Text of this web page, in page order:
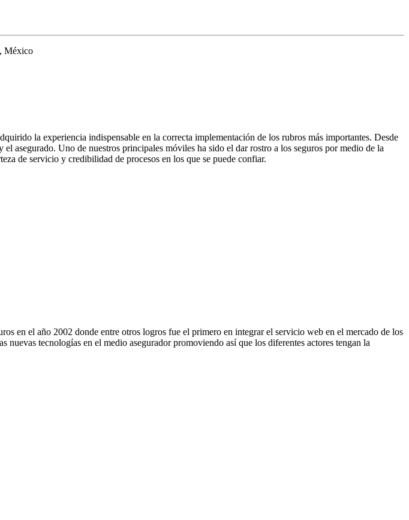
México
la experiencia indispensable en la correcta implementación de los rubros más importantes. Desde
asegurado. Uno de nuestros principales móviles ha sido el dar rostro a los seguros por medio de la
de servicio y credibilidad de procesos en los que se puede confiar.
en el año 2002 donde entre otros logros fue el primero en integrar el servicio web en el mercado de los
nuevas tecnologías en el medio asegurador promoviendo así que los diferentes actores tengan la